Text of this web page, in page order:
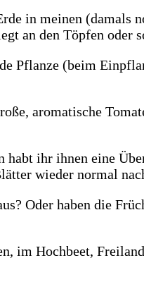
in meinen (damals
an den Töpfen oder
Pflanze (beim
aromatische
ihr ihnen eine
wieder normal
Oder haben die